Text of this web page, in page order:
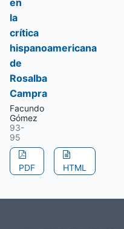
en
la
crítica
hispanoamericana
de
Rosalba
Campra
Facundo
Gómez
93-
95
PDF HTML